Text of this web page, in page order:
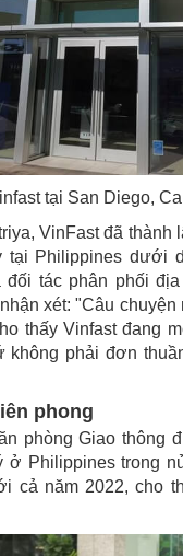
tại San Diego,
VinFast đã thành
tại Philippines dưới
đối tác phân phối
xét: "Câu
thấy Vinfast đang
không phải đơn
phong
phòng Giao thông
Philippines trong
cả năm 2022, cho